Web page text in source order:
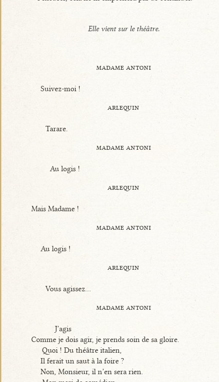
Elle vient sur le théâtre.
madame antoni
Suivez-moi !
arlequin
Tarare.
madame antoni
Au logis !
arlequin
Mais Madame !
madame antoni
Au logis !
arlequin
Vous agissez...
madame antoni
J’agis
Comme je dois agir, je prends soin de sa gloire.
Quoi ! Du théâtre italien,
Il ferait un saut à la foire ?
Non, Monsieur, il n’en sera rien.